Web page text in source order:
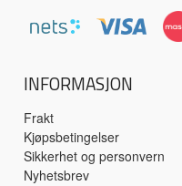
INFORMASJON
Frakt
Kjøpsbetingelser
Sikkerhet og personvern
Nyhetsbrev